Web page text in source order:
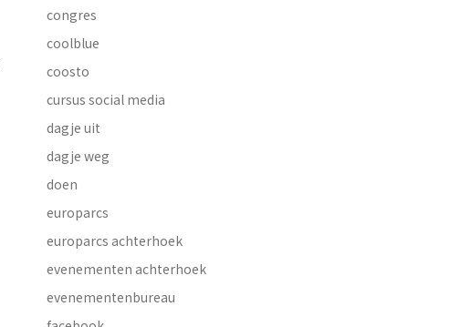
congres
coolblue
coosto
cursus social media
dagje uit
dagje weg
doen
europarcs
europarcs achterhoek
evenementen achterhoek
evenementenbureau